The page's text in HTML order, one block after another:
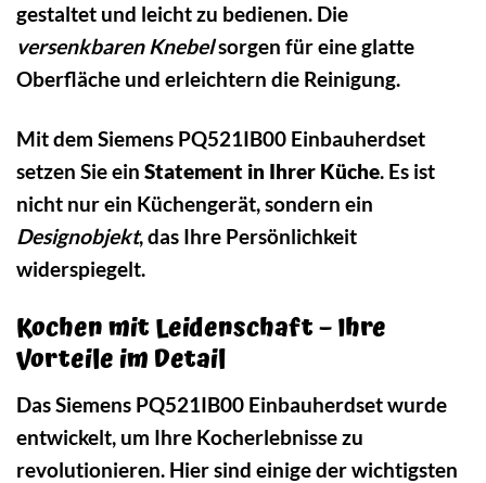
gestaltet und leicht zu bedienen. Die
versenkbaren Knebelsorgen für eine glatte
Oberfläche und erleichtern die Reinigung.
Mit dem Siemens PQ521IB00 Einbauherdset
setzen Sie ein Statement in Ihrer Küche. Es ist
nicht nur ein Küchengerät, sondern ein
Designobjekt, das Ihre Persönlichkeit
widerspiegelt.
Kochen mit Leidenschaft – Ihre
Vorteile im Detail
Das Siemens PQ521IB00 Einbauherdset wurde
entwickelt, um Ihre Kocherlebnisse zu
revolutionieren. Hier sind einige der wichtigsten